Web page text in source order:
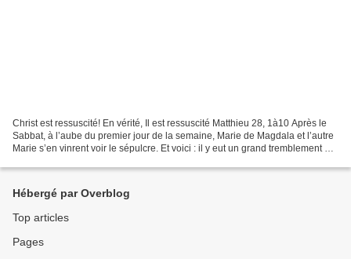
Christ est ressuscité! En vérité, Il est ressuscité Matthieu 28, 1à10 Après le
Sabbat, à l’aube du premier jour de la semaine, Marie de Magdala et l’autre
Marie s’en vinrent voir le sépulcre. Et voici : il y eut un grand tremblement de
Hébergé par Overblog
Top articles
Pages